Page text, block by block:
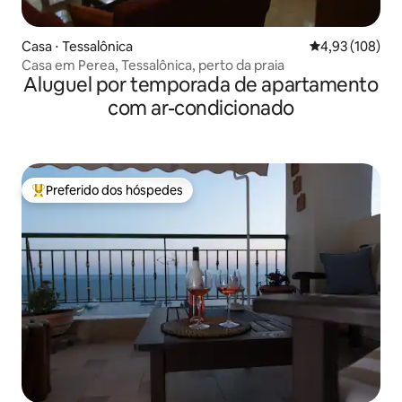
Casa ⋅ Tessalônica 4,93 de uma
4,93 (108)
Casa em Perea, Tessalônica, perto da praia
Aluguel por temporada de apartamento
com ar-condicionado
Entre os melhores preferidos dos hóspedes
Preferido dos hóspedes